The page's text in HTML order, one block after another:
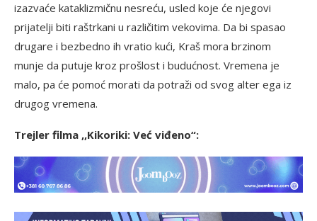
izazvaće kataklizmičnu nesreću, usled koje će njegovi
prijatelji biti raštrkani u različitim vekovima. Da bi spasao
drugare i bezbedno ih vratio kući, Kraš mora brzinom
munje da putuje kroz prošlost i budućnost. Vremena je
malo, pa će pomoć morati da potraži od svog alter ega iz
drugog vremena.
Trejler filma ,,Kikoriki: Već viđeno“: